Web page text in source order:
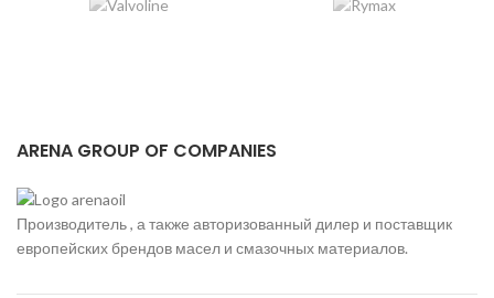
ARENA GROUP OF COMPANIES
Производитель , а также авторизованный дилер и поставщик
европейских брендов масел и смазочных материалов.